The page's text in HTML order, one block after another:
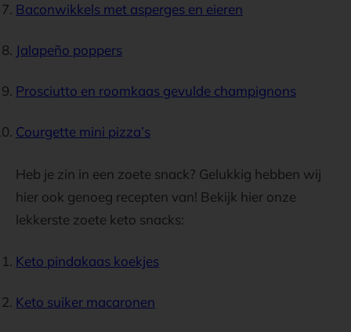
Baconwikkels met asperges en eieren
Jalapeño poppers
Prosciutto en roomkaas gevulde champignons
Courgette mini pizza’s
Heb je zin in een zoete snack? Gelukkig hebben wij
hier ook genoeg recepten van! Bekijk hier onze
lekkerste zoete keto snacks:
Keto pindakaas koekjes
Keto suiker macaronen